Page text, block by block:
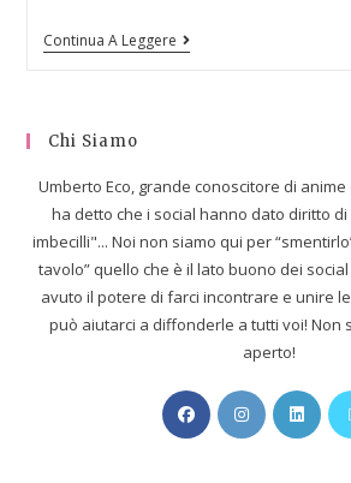
Continua A Leggere
Chi Siamo
Umberto Eco, grande conoscitore di anime
ha detto che i social hanno dato diritto
imbecilli"... Noi non siamo qui per
tavolo” quello che è il lato buono dei
avuto il potere di farci incontrare e unire
può aiutarci a diffonderle a tutti voi! Non
aperto!